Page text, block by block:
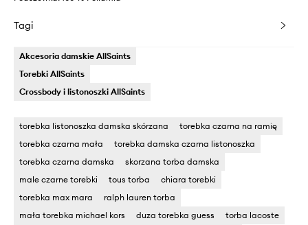
Tagi
Akcesoria damskie AllSaints
Torebki AllSaints
Crossbody i listonoszki AllSaints
torebka listonoszka damska skórzana
torebka czarna na ramię
torebka czarna mała
torebka damska czarna listonoszka
torebka czarna damska
skorzana torba damska
male czarne torebki
tous torba
chiara torebki
torebka max mara
ralph lauren torba
mała torebka michael kors
duza torebka guess
torba lacoste